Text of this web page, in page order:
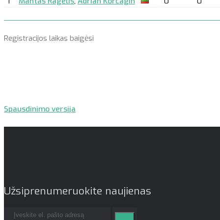
Registracijos laikas baigėsi
Spausdinimo versija
Užsiprenumeruokite naujienas